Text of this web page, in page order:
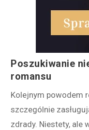
Poszukiwanie
romansu
Kolejnym powodem
szczególnie
zdrady. Niestety, ale